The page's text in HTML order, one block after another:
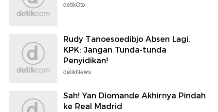
detikOto
Rudy Tanoesoedibjo Absen Lagi,
KPK: Jangan Tunda-tunda
Penyidikan!
detikNews
Sah! Yan Diomande Akhirnya Pindah
ke Real Madrid